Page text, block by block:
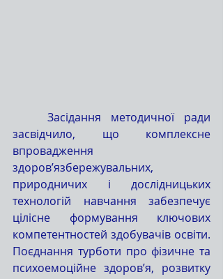
засвідчило, що комплексне
впровадження
здоров’язбережувальних,
природничих і дослідницьких
технологій навчання забезпечує
цілісне формування ключових
компетентностей здобувачів освіти.
Поєднання турботи про фізичне та
психоемоційне здоров’я, розвитку